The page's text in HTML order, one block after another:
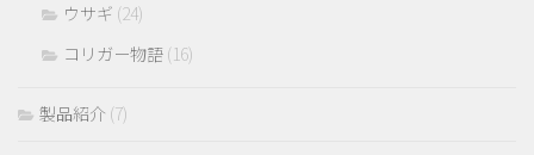
ウサギ (24)
コリガー物語 (16)
製品紹介 (7)